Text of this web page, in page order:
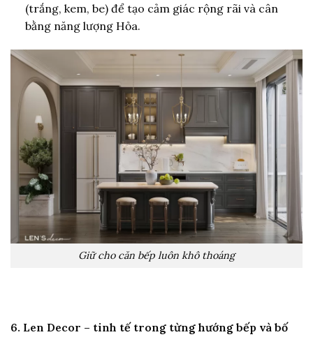
(trắng, kem, be) để tạo cảm giác rộng rãi và cân
bằng năng lượng Hỏa.
Giữ cho căn bếp luôn khô thoáng
6. Len Decor – tinh tế trong từng hướng bếp và bố